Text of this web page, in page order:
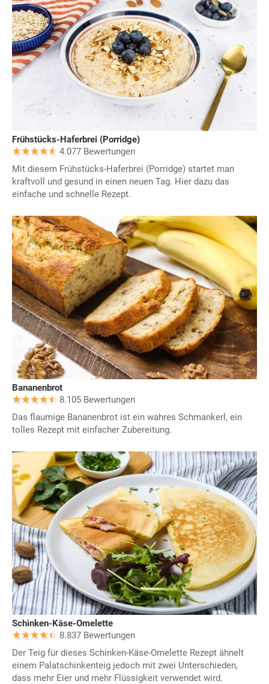
Frühstücks-Haferbrei (Porridge)
4.077 Bewertungen
Mit diesem Frühstücks-Haferbrei (Porridge) startet man
kraftvoll und gesund in einen neuen Tag. Hier dazu das
einfache und schnelle Rezept.
Bananenbrot
8.105 Bewertungen
Das flaumige Bananenbrot ist ein wahres Schmankerl, ein
tolles Rezept mit einfacher Zubereitung.
Schinken-Käse-Omelette
8.837 Bewertungen
Der Teig für dieses Schinken-Käse-Omelette Rezept ähnelt
einem Palatschinkenteig jedoch mit zwei Unterschieden,
dass mehr Eier und mehr Flüssigkeit verwendet wird.